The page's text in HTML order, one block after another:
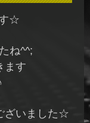
☆
ね^^;
ます
ざいました☆